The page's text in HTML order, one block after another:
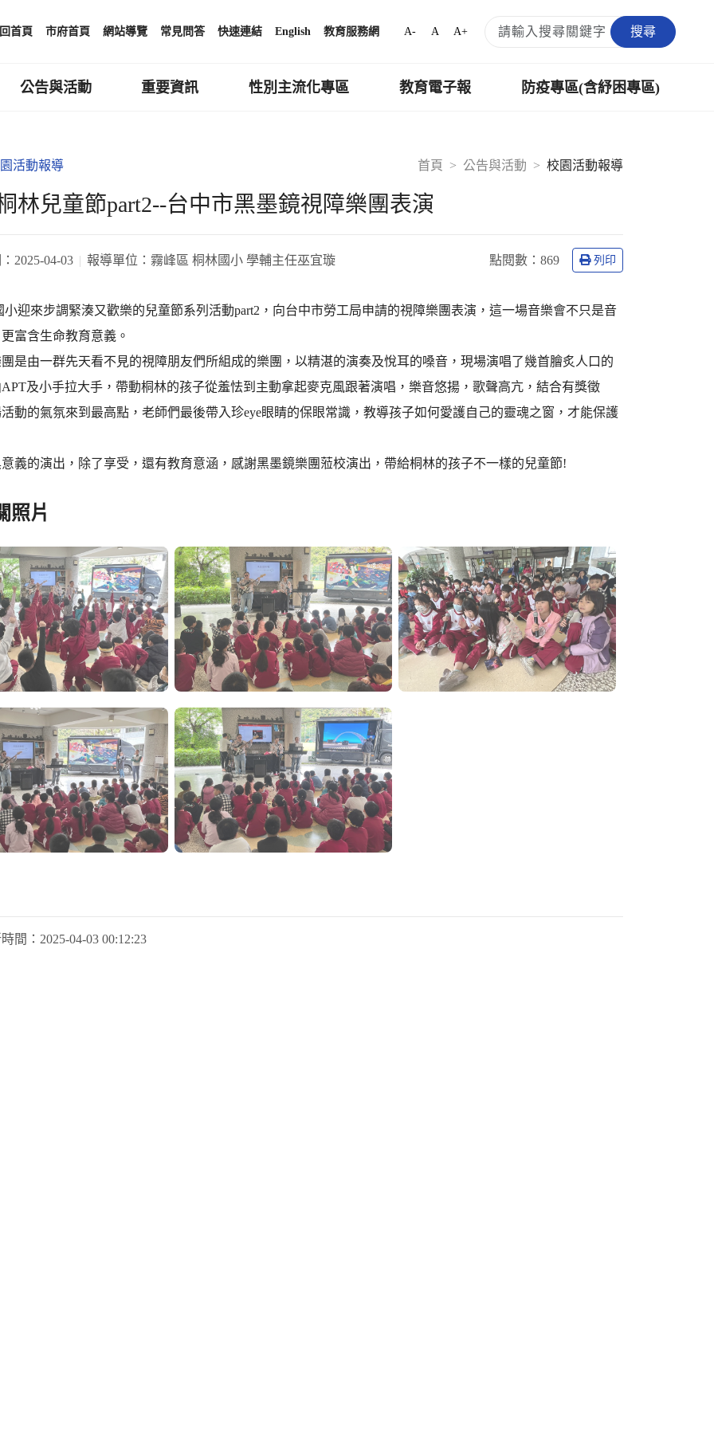
回首頁 市府首頁 網站導覽 常見問答 快速連結 English 教育服務網 A- A A+ 搜尋
公告與活動 重要資訊 性別主流化專區 教育電子報 防疫專區(含紓困專區)
首頁 公告與活動 校園活動報導
活動報導
林兒童節part2--台中市黑墨鏡視障樂團表演
2025-04-03 報導單位： 霧峰區 桐林國小 學輔主任巫宜璇 點閱數： 869 列印
小迎來步調緊湊又歡樂的兒童節系列活動part2，向台中市勞工局申請的視障樂團表演，這一場音樂會不只是音
富含生命教育意義。
是由一群先天看不見的視障朋友們所組成的樂團，以精湛的演奏及悅耳的嗓音，現場演唱了幾首膾炙人口的
及小手拉大手，帶動桐林的孩子從羞怯到主動拿起麥克風跟著演唱，樂音悠揚，歌聲高亢，結合有獎徵
動的氣氛來到最高點，老師們最後帶入珍eye眼睛的保眼常識，教導孩子如何愛護自己的靈魂之窗，才能保護
義的演出，除了享受，還有教育意涵，感謝黑墨鏡樂團蒞校演出，帶給桐林的孩子不一樣的兒童節!
照片
間： 2025-04-03 00:12:23